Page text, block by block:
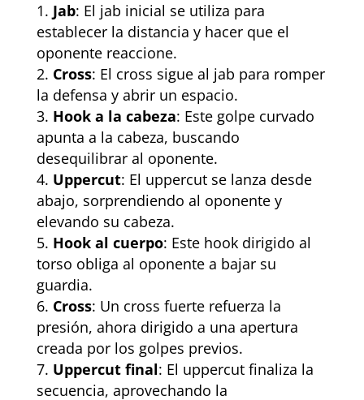
Jab: El jab inicial se utiliza para
establecer la distancia y hacer que el
oponente reaccione.
Cross: El cross sigue al jab para romper
la defensa y abrir un espacio.
Hook a la cabeza: Este golpe curvado
apunta a la cabeza, buscando
desequilibrar al oponente.
Uppercut: El uppercut se lanza desde
abajo, sorprendiendo al oponente y
elevando su cabeza.
Hook al cuerpo: Este hook dirigido al
torso obliga al oponente a bajar su
guardia.
Cross: Un cross fuerte refuerza la
presión, ahora dirigido a una apertura
creada por los golpes previos.
Uppercut final: El uppercut finaliza la
secuencia, aprovechando la